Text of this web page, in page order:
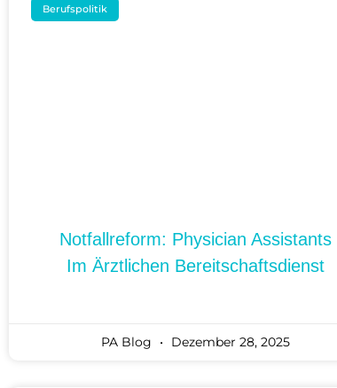
Berufspolitik
Notfallreform: Physician Assistants
Im Ärztlichen Bereitschaftsdienst
PA Blog Dezember 28, 2025